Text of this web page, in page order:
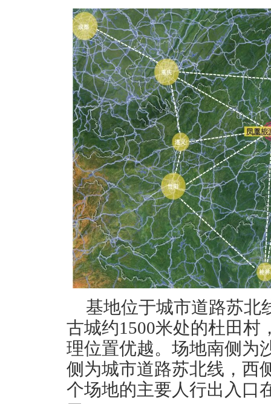
基地位于城市道路苏北
古城约1500米处的杜田村
理位置优越。场地南侧为
侧为城市道路苏北线，西
个场地的主要人行出入口